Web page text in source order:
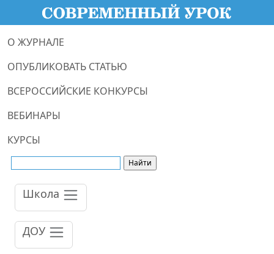
О ЖУРНАЛЕ
ОПУБЛИКОВАТЬ СТАТЬЮ
ВСЕРОССИЙСКИЕ КОНКУРСЫ
ВЕБИНАРЫ
КУРСЫ
Школа
ДОУ